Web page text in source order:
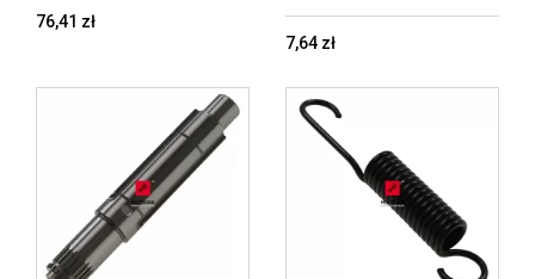
76,41 zł
7,64 zł